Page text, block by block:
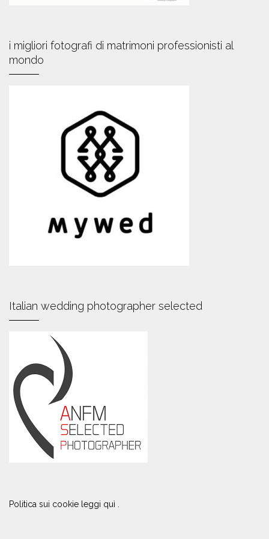
i migliori fotografi di matrimoni professionisti al
mondo
Italian wedding photographer selected
Politica sui cookie leggi quì .